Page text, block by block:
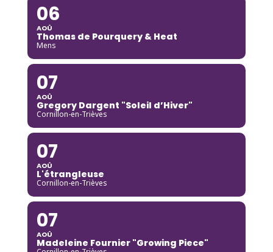
06
AOÛ
Thomas de Pourquery & Heat
Mens
07
AOÛ
Gregory Dargent "Soleil d’Hiver"
Cornillon-en-Trièves
07
AOÛ
L'étrangleuse
Cornillon-en-Trièves
07
AOÛ
Madeleine Fournier "Growing Piece"